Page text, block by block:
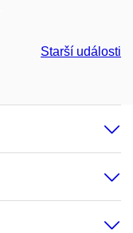
Starší události